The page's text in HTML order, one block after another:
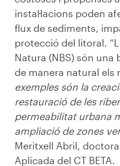
instal·lacions poden
flux de sediments,
protecció del litoral.
Natura (NBS) són
de manera natural els
exemples són la
restauració de les
permeabilitat urbana
ampliació de zones
Meritxell Abril,
Aplicada del CT BETA.